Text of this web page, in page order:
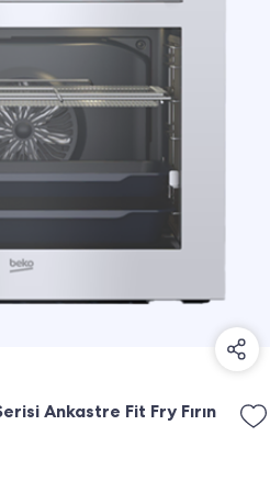
Ankastre Fit Fry Fırın